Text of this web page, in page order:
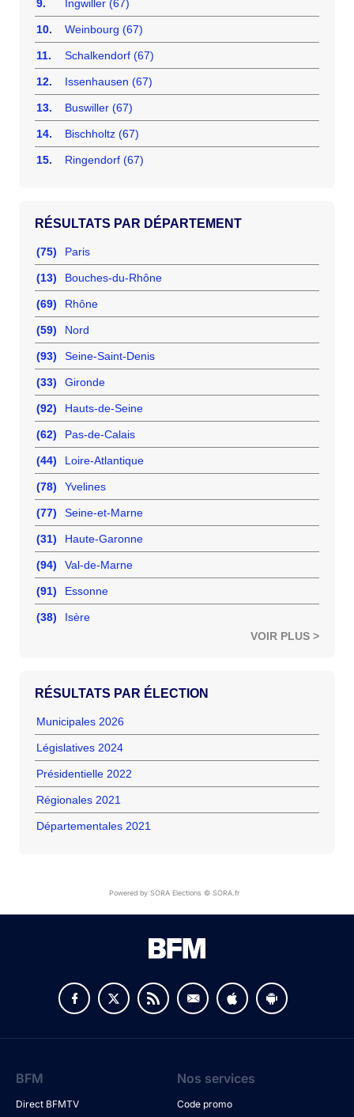
9. Ingwiller (67)
10. Weinbourg (67)
11. Schalkendorf (67)
12. Issenhausen (67)
13. Buswiller (67)
14. Bischholtz (67)
15. Ringendorf (67)
RÉSULTATS PAR DÉPARTEMENT
(75) Paris
(13) Bouches-du-Rhône
(69) Rhône
(59) Nord
(93) Seine-Saint-Denis
(33) Gironde
(92) Hauts-de-Seine
(62) Pas-de-Calais
(44) Loire-Atlantique
(78) Yvelines
(77) Seine-et-Marne
(31) Haute-Garonne
(94) Val-de-Marne
(91) Essonne
(38)
Isère
VOIR PLUS >
RÉSULTATS PAR ÉLECTION
Municipales 2026
Législatives 2024
Présidentielle 2022
Régionales 2021
Départementales 2021
Powered by SORA Elections © SORA.fr
BFM
Direct BFMTV
Nos services
Code promo